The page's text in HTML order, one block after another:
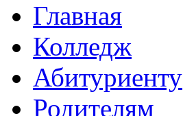
Главная
Колледж
Абитуриенту
Родителям